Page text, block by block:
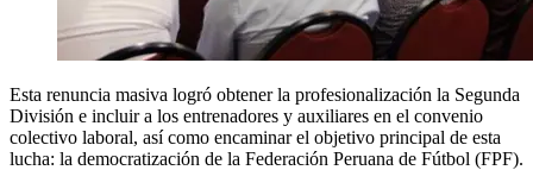
Esta renuncia masiva logró obtener la profesionalización la Segunda
División e incluir a los entrenadores y auxiliares en el convenio
colectivo laboral, así como encaminar el objetivo principal de esta
lucha: la democratización de la Federación Peruana de Fútbol (FPF).